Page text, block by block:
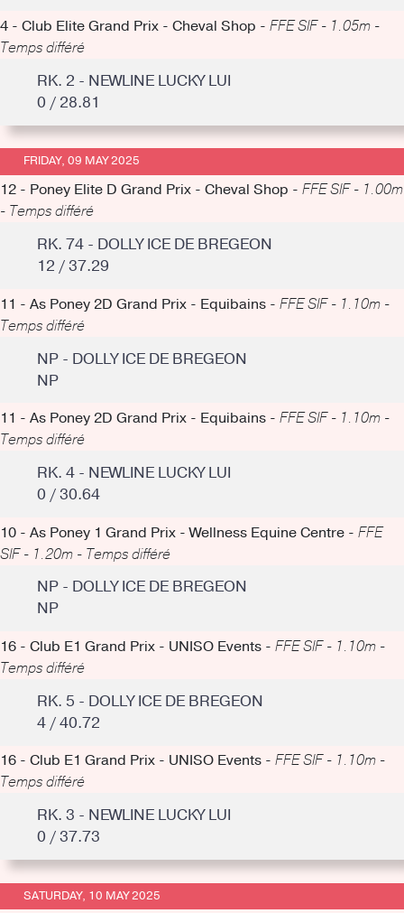
4 - Club Elite Grand Prix - Cheval Shop - FFE SIF - 1.05m -
Temps différé
RK. 2 - NEWLINE LUCKY LUI
0 / 28.81
FRIDAY, 09 MAY 2025
12 - Poney Elite D Grand Prix - Cheval Shop - FFE SIF - 1.00m
- Temps différé
RK. 74 - DOLLY ICE DE BREGEON
12 / 37.29
11 - As Poney 2D Grand Prix - Equibains - FFE SIF - 1.10m -
Temps différé
NP - DOLLY ICE DE BREGEON
NP
11 - As Poney 2D Grand Prix - Equibains - FFE SIF - 1.10m -
Temps différé
RK. 4 - NEWLINE LUCKY LUI
0 / 30.64
10 - As Poney 1 Grand Prix - Wellness Equine Centre - FFE
SIF - 1.20m - Temps différé
NP - DOLLY ICE DE BREGEON
NP
16 - Club E1 Grand Prix - UNISO Events - FFE SIF - 1.10m -
Temps différé
RK. 5 - DOLLY ICE DE BREGEON
4 / 40.72
16 - Club E1 Grand Prix - UNISO Events - FFE SIF - 1.10m -
Temps différé
RK. 3 - NEWLINE LUCKY LUI
0 / 37.73
SATURDAY, 10 MAY 2025